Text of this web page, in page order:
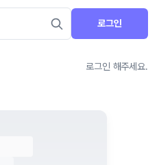
로그인
로그인 해주세요.